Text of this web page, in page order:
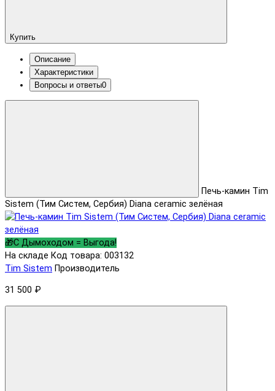
Купить
Описание
Характеристики
Вопросы и ответы0
Печь-камин Tim
Sistem (Тим Систем, Сербия) Diana ceramic зелёная
🎁С Дымоходом = Выгода!
На складе Код товара: 003132
Tim Sistem Производитель
31 500 ₽